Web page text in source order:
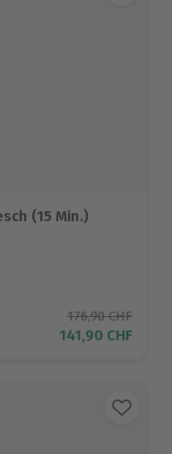
(15 Min.)
Ursprünglicher
176,90 CHF
Aktueller Preis
141,90 CHF